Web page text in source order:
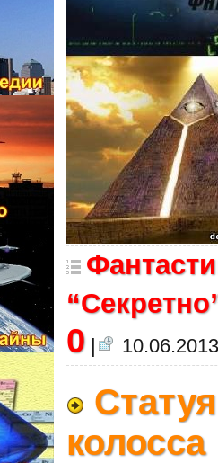
0 |
колосса